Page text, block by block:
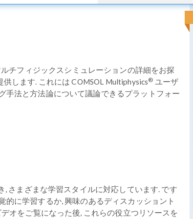
チフィジックスシミュレーションの詳細をお探
します. これには COMSOL Multiphysics® ユーザ
手法と方法論について議論できるプラットフォー
, さまざまな学習スタイルに対応しています. です
に学習するか, 興味のあるディスカッショント
オをご覧になった後, これらの役立つリソースを